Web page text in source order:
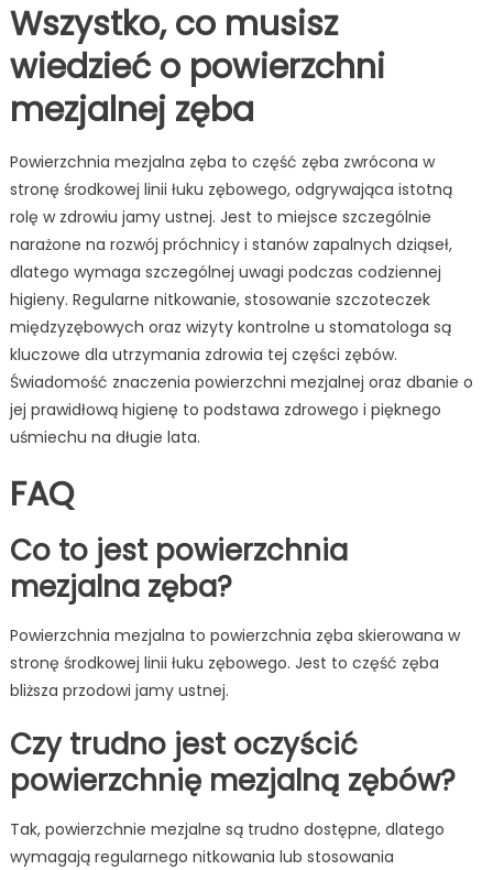
Wszystko, co musisz
wiedzieć o powierzchni
mezjalnej zęba
Powierzchnia mezjalna zęba to część zęba zwrócona w
stronę środkowej linii łuku zębowego, odgrywająca istotną
rolę w zdrowiu jamy ustnej. Jest to miejsce szczególnie
narażone na rozwój próchnicy i stanów zapalnych dziąseł,
dlatego wymaga szczególnej uwagi podczas codziennej
higieny. Regularne nitkowanie, stosowanie szczoteczek
międzyzębowych oraz wizyty kontrolne u stomatologa są
kluczowe dla utrzymania zdrowia tej części zębów.
Świadomość znaczenia powierzchni mezjalnej oraz dbanie o
jej prawidłową higienę to podstawa zdrowego i pięknego
uśmiechu na długie lata.
FAQ
Co to jest powierzchnia
mezjalna zęba?
Powierzchnia mezjalna to powierzchnia zęba skierowana w
stronę środkowej linii łuku zębowego. Jest to część zęba
bliższa przodowi jamy ustnej.
Czy trudno jest oczyścić
powierzchnię mezjalną zębów?
Tak, powierzchnie mezjalne są trudno dostępne, dlatego
wymagają regularnego nitkowania lub stosowania